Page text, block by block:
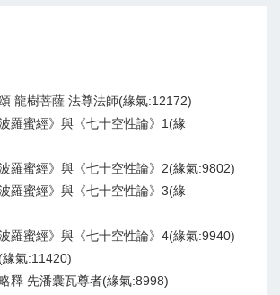
龍樹菩薩 法尊法師(緣氣:12172)
羅蜜經》與《七十空性論》1(緣
羅蜜經》與《七十空性論》2(緣氣:9802)
羅蜜經》與《七十空性論》3(緣
羅蜜經》與《七十空性論》4(緣氣:9940)
氣:11420)
釋 先潘囊瓦尊者(緣氣:8998)